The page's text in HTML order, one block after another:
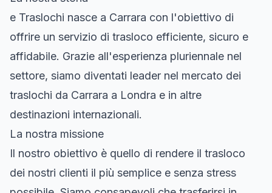
e Traslochi nasce a Carrara con l'obiettivo di
offrire un servizio di trasloco efficiente, sicuro e
affidabile. Grazie all'esperienza pluriennale nel
settore, siamo diventati leader nel mercato dei
traslochi da Carrara a Londra e in altre
destinazioni internazionali.
La nostra missione
Il nostro obiettivo è quello di rendere il trasloco
dei nostri clienti il più semplice e senza stress